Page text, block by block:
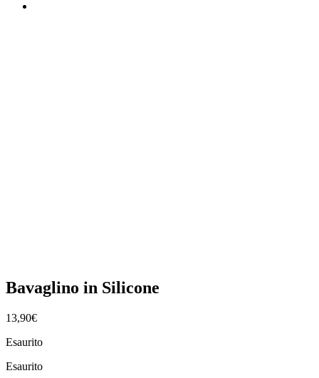
Bavaglino in Silicone
13,90€
Esaurito
Esaurito